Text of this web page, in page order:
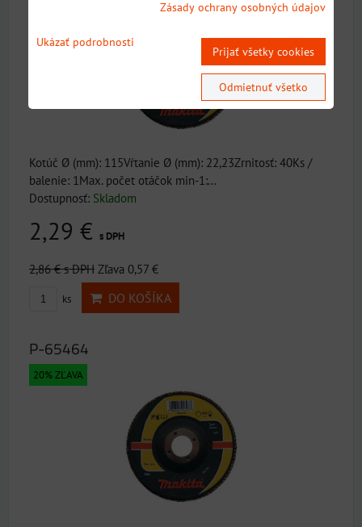
Kotúč Ø (mm): 115Vŕtanie Ø (mm): 22,23Zrnitosť: 40Ks /
balenie: 1Max. počet otáčok min-1:...
Dostupnosť: Skladom
2,29 € s DPH
2,86 €s DPH Zľava 0,57 €
ks DO KOŠÍKA
P-65464
20% ZĽAVA
Zásady ochrany osobných údajov
Ukázať podrobnosti
Prijať všetky cookies
Odmietnuť všetko